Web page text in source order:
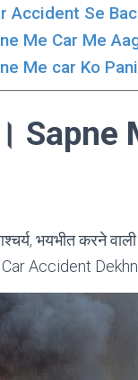
Accident Se
Me Car Me
Me car Ko
Sapne
भयभीत करने
Car Accident